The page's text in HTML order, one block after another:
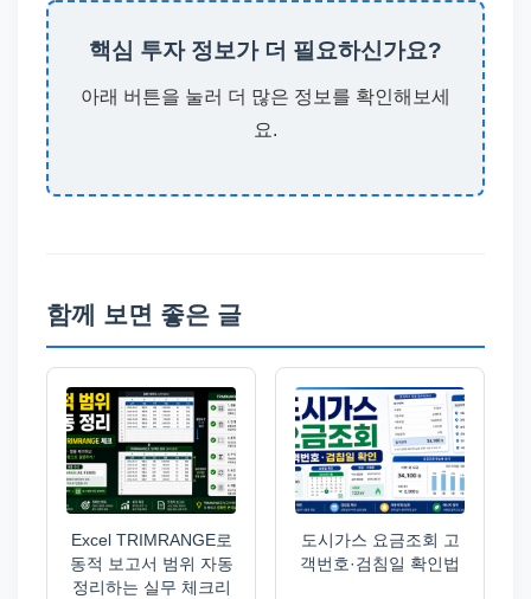
핵심 투자 정보가 더 필요하신가요?
아래 버튼을 눌러 더 많은 정보를 확인해보세
요.
함께 보면 좋은 글
Excel TRIMRANGE로
동적 보고서 범위 자동
정리하는 실무 체크리
도시가스 요금조회 고
객번호·검침일 확인법